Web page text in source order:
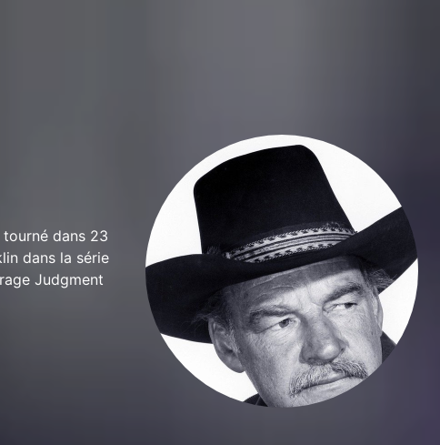
tourné dans 23
dans la série
Judgment